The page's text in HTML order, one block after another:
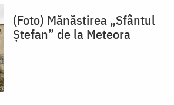
(Foto) Mănăstirea „Sfântul
Ștefan” de la Meteora